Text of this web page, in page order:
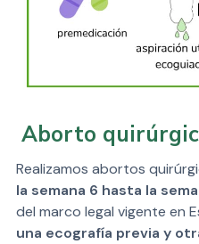
Aborto
Realizamos abortos
la semana 6 hasta la
del marco legal vigente en
una ecografía previa y